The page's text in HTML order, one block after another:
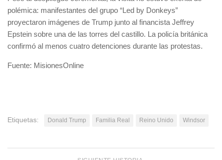
polémica: manifestantes del grupo “Led by Donkeys”
proyectaron imágenes de Trump junto al financista Jeffrey
Epstein sobre una de las torres del castillo. La policía británica
confirmó al menos cuatro detenciones durante las protestas.
Fuente: MisionesOnline
Etiquetas: Donald Trump Familia Real Reino Unido Windsor